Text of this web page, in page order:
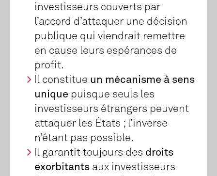
investisseurs couverts par
l’accord d’attaquer une décision
publique qui viendrait remettre
en cause leurs espérances de
profit.
Il constitue un mécanisme à sens
unique puisque seuls les
investisseurs étrangers peuvent
attaquer les États ; l’inverse
n’étant pas possible.
Il garantit toujours des droits
exorbitantsaux investisseurs